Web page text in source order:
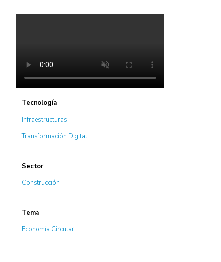
Tecnología
Infraestructuras
Transformación Digital
Sector
Construcción
Tema
Economía Circular